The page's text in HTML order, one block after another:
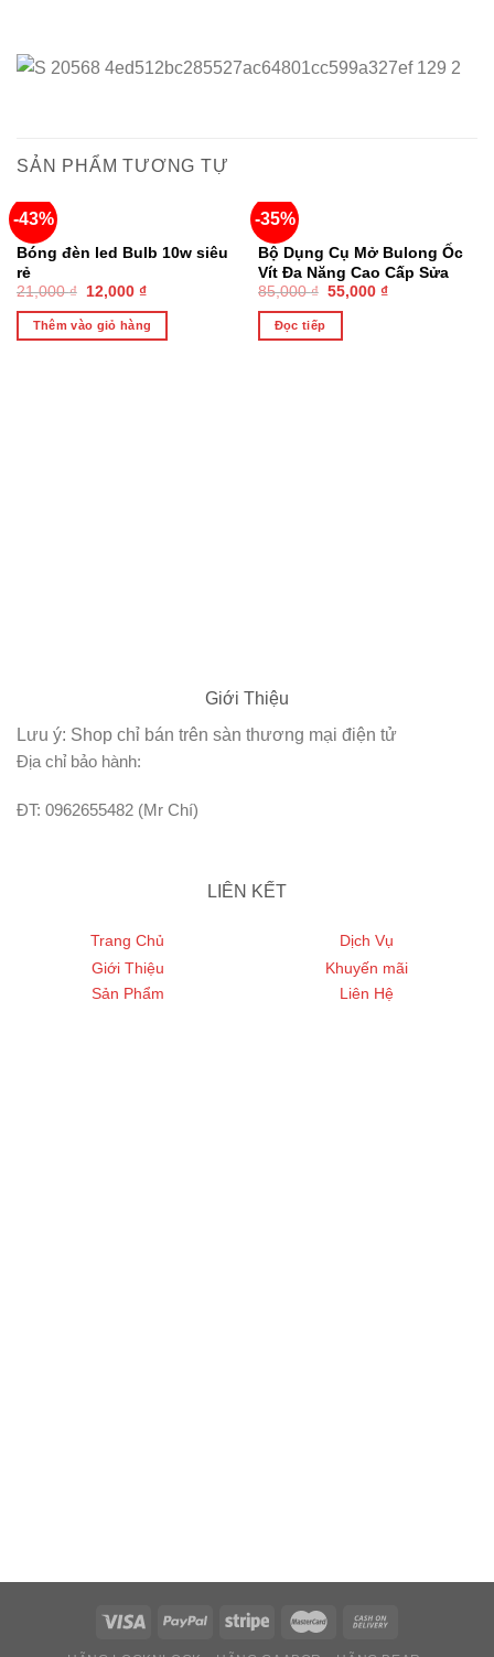
SẢN PHẨM TƯƠNG TỰ
-43%
Bóng đèn led Bulb 10w siêu
rẻ
21,000₫ 12,000 ₫
Thêm vào giỏ hàng
-35%
HẾT HÀNG
Bộ Dụng Cụ Mở Bulong Ốc
Vít Đa Năng Cao Cấp Sửa
Chữa 46 món chi tiết , Đồ
Nghề Sửa Xe
85,000₫ 55,000 ₫
Đọc tiếp
Giới Thiệu
Lưu ý: Shop chỉ bán trên sàn thương mại điện tử
Địa chỉ bảo hành:
ĐT: 0962655482 (Mr Chí)
LIÊN KẾT
Trang Chủ
Giới Thiệu
Sản Phẩm
Dịch Vụ
Khuyến mãi
Liên Hệ